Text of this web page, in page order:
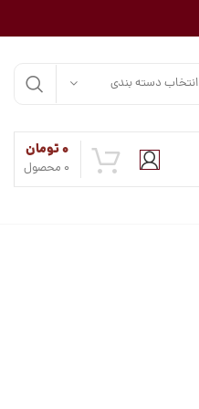
انتخاب دسته بندی
0 محصول
۰تومان